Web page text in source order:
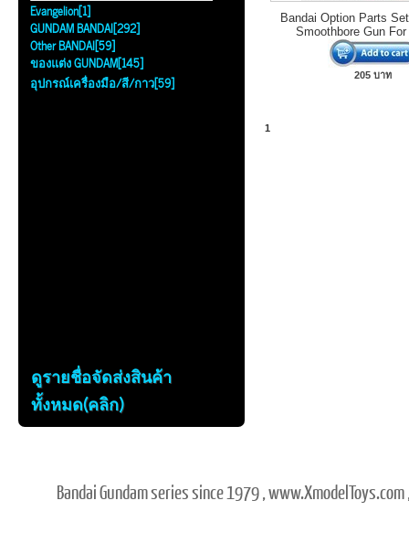
Evangelion[1]
GUNDAM BANDAI[292]
Other BANDAI[59]
ของแต่ง GUNDAM[145]
อุปกรณ์เครื่องมือ/สี/กาว[59]
ดูรายชื่อจัดส่งสินค้า
ทั้งหมด(คลิก)
Bandai Option Parts
Smoothbore Gun
205 บาท
1
Bandai Gundam series since 1979 ,